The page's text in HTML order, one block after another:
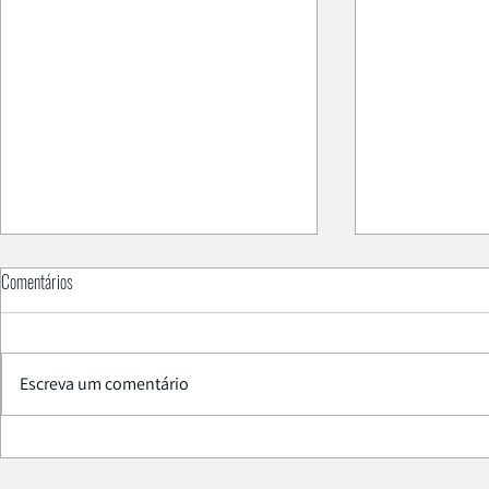
Está na altura de atualizar a centrifuga do
Comentários
Escreva um comentário